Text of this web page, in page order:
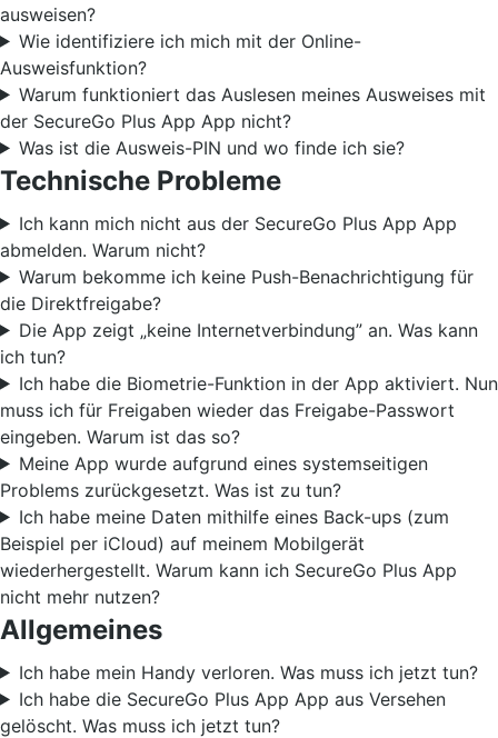
ausweisen?
Wie identifiziere ich mich mit der Online-
Ausweisfunktion?
Warum funktioniert das Auslesen meines Ausweises mit
der SecureGo Plus App App nicht?
Was ist die Ausweis-PIN und wo finde ich sie?
Technische Probleme
Ich kann mich nicht aus der SecureGo Plus App App
abmelden. Warum nicht?
Warum bekomme ich keine Push-Benachrichtigung für
die Direktfreigabe?
Die App zeigt „keine Internetverbindung” an. Was kann
ich tun?
Ich habe die Biometrie-Funktion in der App aktiviert. Nun
muss ich für Freigaben wieder das Freigabe-Passwort
eingeben. Warum ist das so?
Meine App wurde aufgrund eines systemseitigen
Problems zurückgesetzt. Was ist zu tun?
Ich habe meine Daten mithilfe eines Back-ups (zum
Beispiel per iCloud) auf meinem Mobilgerät
wiederhergestellt. Warum kann ich SecureGo Plus App
nicht mehr nutzen?
Allgemeines
Ich habe mein Handy verloren. Was muss ich jetzt tun?
Ich habe die SecureGo Plus App App aus Versehen
gelöscht. Was muss ich jetzt tun?